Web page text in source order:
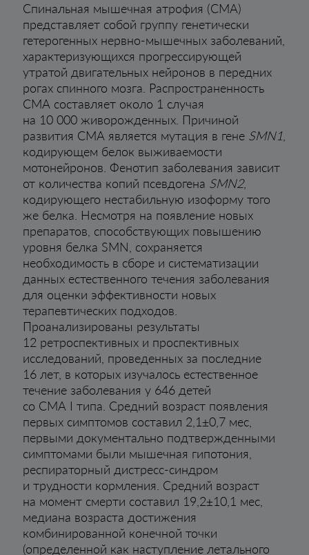
Спинальная мышечная атрофия (СМА)
представляет собой группу генетически
гетерогенных нервно-мышечных заболеваний,
характеризующихся прогрессирующей
утратой двигательных нейронов в передних
рогах спинного мозга. Распространенность
СМА составляет около 1 случая
на 10 000 живорожденных. Причиной
развития СМА является мутация в гене SMN1
кодирующем белок выживаемости
мотонейронов. Фенотип заболевания зависит
от количества копий псевдогена SMN2,
кодирующего нестабильную изоформу того
же белка. Несмотря на появление новых
препаратов, способствующих повышению
уровня белка SMN, сохраняется
необходимость в сборе и систематизации
данных естественного течения заболевания
для оценки эффективности новых
терапевтических подходов.
Проанализированы результаты
12 ретроспективных и проспективных
исследований, проведенных за последние
16 лет, в которых изучалось естественное
течение заболевания у 646 детей
со СМА I типа. Средний возраст появления
первых симптомов составил 2,1±0,7 мес,
первыми документально подтвержденными
симптомами были мышечная гипотония,
респираторный дистресс-синдром
и трудности кормления. Средний возраст
на момент смерти составил 19,2±10,1 мес,
медиана возраста достижения
комбинированной конечной точки
(определенной как наступление летального